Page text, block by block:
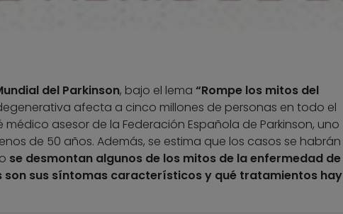
del Parkinson, bajo el lema “Rompe los mitos del
afecta a cinco millones de personas en todo el
asesor de la Federación Española de Parkinson, uno
de 50 años. Además, se estima que los casos se habrán
se desmontan algunos de los mitos de la enfermedad de
son sus síntomas característicos y qué tratamientos hay